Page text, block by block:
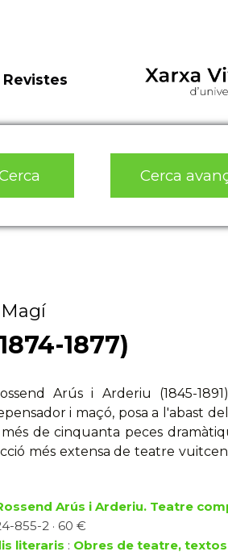
Revistes
Cerca
1877)
Arús i Arderiu (1845-
i maçó, posa a l'abast
de cinquanta peces
més extensa de teatre
Arús i Arderiu. Teatre
855-2 · 60 €
literaris : Obres de teatre,